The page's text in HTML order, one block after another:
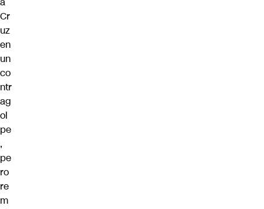
Cr
uz
en
un
co
ntr
ag
ol
pe
,
pe
ro
re
m